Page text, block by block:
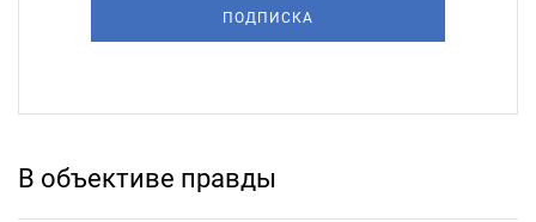
ПОДПИСКА
В объективе правды